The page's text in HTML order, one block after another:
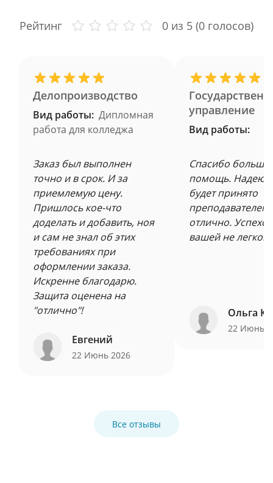
Рейтинг 0 из 5 (0 голосов)
Делопроизводство
Вид работы: Дипломная
работа для колледжа
Заказ был выполнен
точно и в срок. И за
приемлемую цену.
Пришлось кое-что
доделать и добавить, ноя
и сам не знал об этих
требованиях при
оформлении заказа.
Искренне благодарю.
Защита оценена на
"отлично"!
Евгений
22 Июнь 2026
управление
Вид работы:
Спасибо
помощь.
будет принято
преподавателем
отлично.
вашей не легкой
Ольга
22 Июнь
Все отзывы